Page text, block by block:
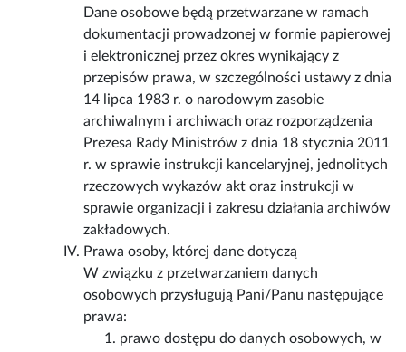
Dane osobowe będą przetwarzane w ramach
dokumentacji prowadzonej w formie papierowej
i elektronicznej przez okres wynikający z
przepisów prawa, w szczególności ustawy z dnia
14 lipca 1983 r. o narodowym zasobie
archiwalnym i archiwach oraz rozporządzenia
Prezesa Rady Ministrów z dnia 18 stycznia 2011
r. w sprawie instrukcji kancelaryjnej, jednolitych
rzeczowych wykazów akt oraz instrukcji w
sprawie organizacji i zakresu działania archiwów
zakładowych.
Prawa osoby, której dane dotyczą
W związku z przetwarzaniem danych
osobowych przysługują Pani/Panu następujące
prawa:
prawo dostępu do danych osobowych, w